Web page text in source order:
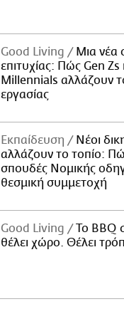
Good Living
Μια νέα
επιτυχίας: Πώς Gen Zs
Millennials αλλάζουν
εργασίας
Εκπαίδευση
Νέοι
αλλάζουν το τοπίο:
σπουδές Νομικής
θεσμική συμμετοχή
Good Living
Το BBQ
θέλει χώρο. Θέλει